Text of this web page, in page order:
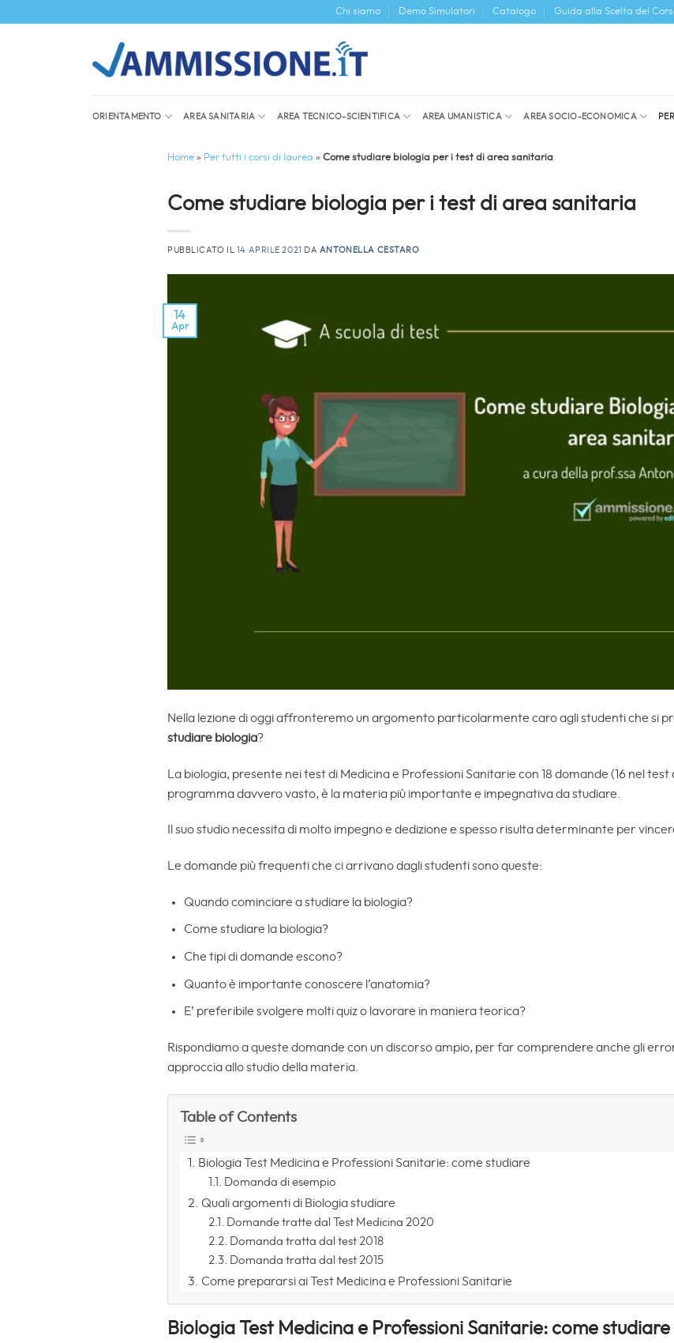
Chi siamo Demo Simulatori Catalogo Guida alla Scelta del
ORIENTAMENTO AREA SANITARIA AREA TECNICO-SCIENTIFICA AREA UMANISTICA AREA SOCIO-ECONOMICA
Home » Per tutti i corsi di laurea » Come studiare biologia per i test di area sanitaria
Come studiare biologia per i test di area sanitaria
PUBBLICATO IL 14 APRILE 2021 DA ANTONELLA CESTARO
14
Apr
Nella lezione di oggi affronteremo un argomento particolarmente caro agli studenti che si
studiare biologia?
La biologia, presente nei test di Medicina e Professioni Sanitarie con 18 domande (16 nel
programma davvero vasto, è la materia più importante e impegnativa da studiare.
Il suo studio necessita di molto impegno e dedizione e spesso risulta determinante per
Le domande più frequenti che ci arrivano dagli studenti sono queste:
Quando cominciare a studiare la biologia?
Come studiare la biologia?
Che tipi di domande escono?
Quanto è importante conoscere l’anatomia?
E’ preferibile svolgere molti quiz o lavorare in maniera teorica?
Rispondiamo a queste domande con un discorso ampio, per far comprendere anche gli
approccia allo studio della materia.
Table of Contents
Biologia Test Medicina e Professioni Sanitarie: come studiare
Domanda di esempio
Quali argomenti di Biologia studiare
Domande tratte dal Test Medicina 2020
Domanda tratta dal test 2018
Domanda tratta dal test 2015
Come prepararsi ai Test Medicina e Professioni Sanitarie
Biologia Test Medicina e Professioni Sanitarie: come studiare